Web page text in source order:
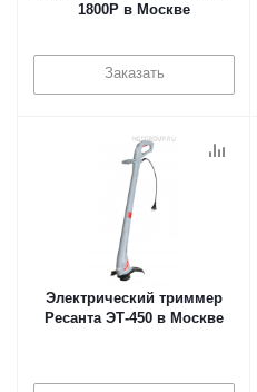
1800P в Москве
Заказать
Электрический триммер
Ресанта ЭТ-450 в Москве